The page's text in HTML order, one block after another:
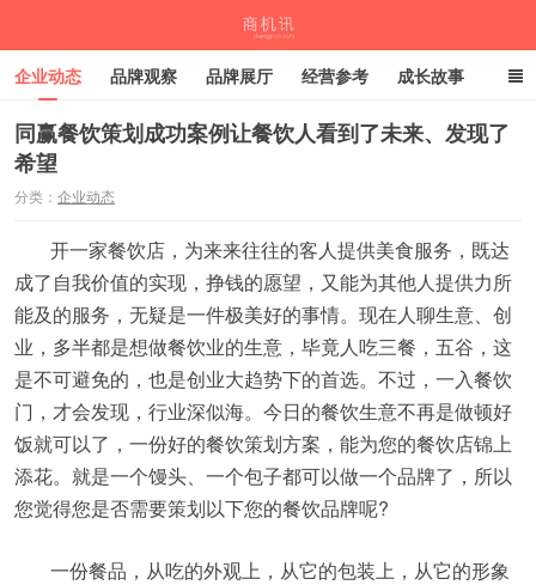
企业动态 品牌观察 品牌展厅 经营参考 成长故事
深度观察 伙伴计划
同赢餐饮策划成功案例让餐饮人看到了未来、发现了
希望
分类： 企业动态
开一家餐饮店，为来来往往的客人提供美食服务，既达
成了自我价值的实现，挣钱的愿望，又能为其他人提供力所
能及的服务，无疑是一件极美好的事情。现在人聊生意、创
业，多半都是想做餐饮业的生意，毕竟人吃三餐，五谷，这
是不可避免的，也是创业大趋势下的首选。不过，一入餐饮
门，才会发现，行业深似海。今日的餐饮生意不再是做顿好
饭就可以了，一份好的餐饮策划方案，能为您的餐饮店锦上
添花。就是一个馒头、一个包子都可以做一个品牌了，所以
您觉得您是否需要策划以下您的餐饮品牌呢?
一份餐品，从吃的外观上，从它的包装上，从它的形象